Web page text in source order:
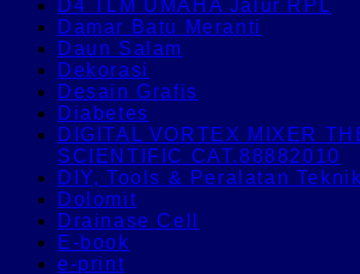
D4 TLM UMAHA Jalur RPL
Damar Batu Meranti
Daun Salam
Dekorasi
Desain Grafis
Diabetes
DIGITAL VORTEX MIXER
SCIENTIFIC CAT.88882010
DIY, Tools & Peralatan
Dolomit
Drainase Cell
E-book
e-print